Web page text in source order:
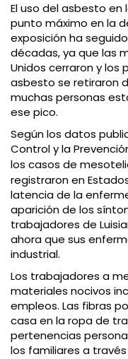
El uso del asbesto en
punto máximo en la
exposición ha
décadas, ya que las
Unidos cerraron y
asbesto se retiraron
muchas personas
ese pico.
Según los datos
Control y la
los casos de
registraron en
latencia de la
aparición de los
trabajadores de
ahora que sus
industrial.
Los trabajadores a
materiales nocivos
empleos. Las fibras
casa en la ropa de
pertenencias
los familiares a